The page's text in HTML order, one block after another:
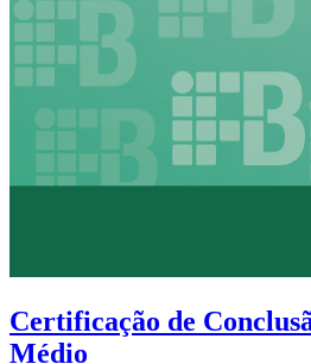
Certificação de
Médio